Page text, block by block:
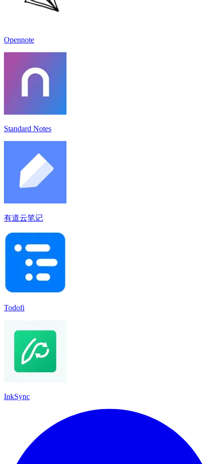
Opennote
Standard Notes
有道云笔记
Todofi
InkSync